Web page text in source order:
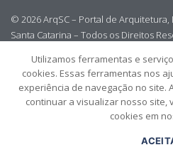
© 2026 ArqSC – Portal de
Santa Catarina – Todos os Direitos
Utilizamos ferramentas e
cookies. Essas ferramentas nos
experiência de navegação no site.
continuar a visualizar nosso site,
cookies em